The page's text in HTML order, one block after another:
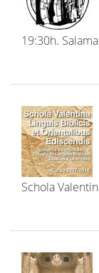
19:30h.
Schola